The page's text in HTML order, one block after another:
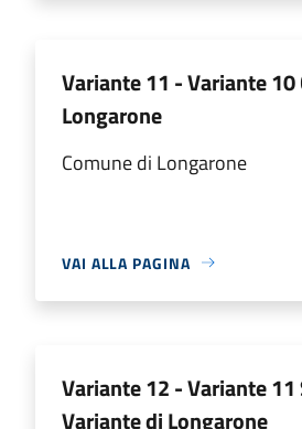
Variante 11 - Variante 10
Longarone
Comune di Longarone
VAI ALLA PAGINA
Variante 12 - Variante 11
Variante di Longarone